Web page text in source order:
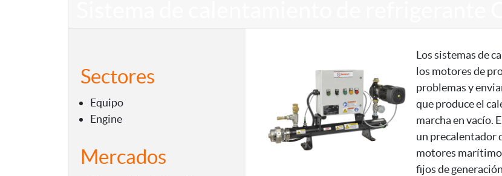
Sectores
Equipo
Engine
Mercados
Los sistemas de
los motores de
problemas y
que produce el
marcha en vacío.
un precalentador
motores
fijos de